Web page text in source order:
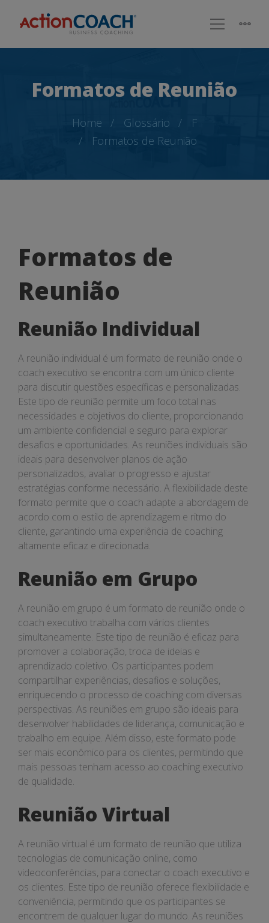
Formatos de Reunião
Home Glossário
F
Formatos de Reunião
Formatos
de
Reunião
Formatos de
Reunião
Reunião Individual
A reunião individual é um formato de reunião onde o
coach executivo se encontra com um único cliente
para discutir questões específicas e personalizadas.
Este tipo de reunião permite um foco total nas
necessidades e objetivos do cliente, proporcionando
um ambiente confidencial e seguro para explorar
desafios e oportunidades. As reuniões individuais são
ideais para desenvolver planos de ação
personalizados, avaliar o progresso e ajustar
estratégias conforme necessário. A flexibilidade deste
formato permite que o coach adapte a abordagem de
acordo com o estilo de aprendizagem e ritmo do
cliente, garantindo uma experiência de coaching
altamente eficaz e direcionada.
Reunião em Grupo
A reunião em grupo é um formato de reunião onde o
coach executivo trabalha com vários clientes
simultaneamente. Este tipo de reunião é eficaz para
promover a colaboração, troca de ideias e
aprendizado coletivo. Os participantes podem
compartilhar experiências, desafios e soluções,
enriquecendo o processo de coaching com diversas
perspectivas. As reuniões em grupo são ideais para
desenvolver habilidades de liderança, comunicação e
trabalho em equipe. Além disso, este formato pode
ser mais econômico para os clientes, permitindo que
mais pessoas tenham acesso ao coaching executivo
de qualidade.
Reunião Virtual
A reunião virtual é um formato de reunião que utiliza
tecnologias de comunicação online, como
videoconferências, para conectar o coach executivo e
os clientes. Este tipo de reunião oferece flexibilidade e
conveniência, permitindo que os participantes se
encontrem de qualquer lugar do mundo. As reuniões